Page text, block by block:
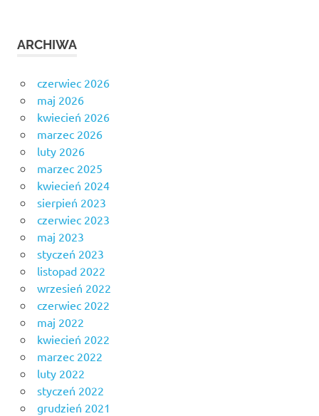
ARCHIWA
czerwiec 2026
maj 2026
kwiecień 2026
marzec 2026
luty 2026
marzec 2025
kwiecień 2024
sierpień 2023
czerwiec 2023
maj 2023
styczeń 2023
listopad 2022
wrzesień 2022
czerwiec 2022
maj 2022
kwiecień 2022
marzec 2022
luty 2022
styczeń 2022
grudzień 2021